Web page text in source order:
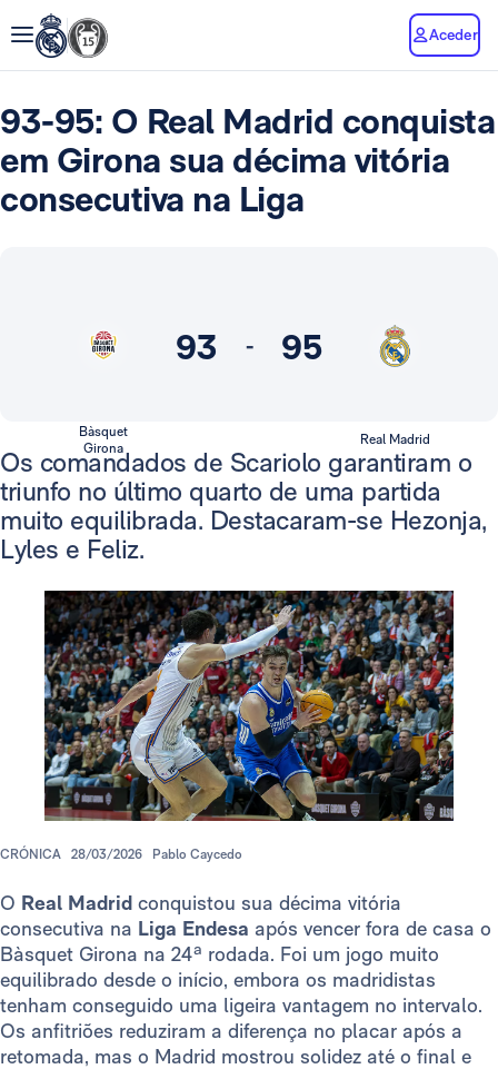
Aceder
93-95: O Real Madrid conquista
em Girona sua décima vitória
consecutiva na Liga
93 - 95
Bàsquet
Girona
Real Madrid
Os comandados de Scariolo garantiram o
triunfo no último quarto de uma partida
muito equilibrada. Destacaram-se Hezonja,
Lyles e Feliz.
CRÓNICA 28/03/2026 Pablo Caycedo
O Real Madrid conquistou sua décima vitória
consecutiva na Liga Endesa após vencer fora de casa o
Bàsquet Girona na 24ª rodada. Foi um jogo muito
equilibrado desde o início, embora os madridistas
tenham conseguido uma ligeira vantagem no intervalo.
Os anfitriões reduziram a diferença no placar após a
retomada, mas o Madrid mostrou solidez até o final e